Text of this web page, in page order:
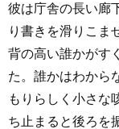
彼は庁舎の長い廊
り書きを滑りこま
背の高い誰かがす
た。誰かはわから
もりらしく小さな
ち止まると後ろを